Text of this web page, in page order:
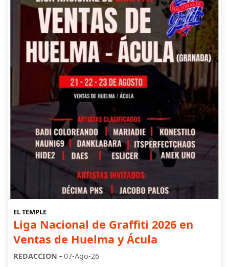
EL TEMPLE
Liga Nacional de Graffiti 2026 en
Ventas de Huelma y Ácula
REDACCION - 07-Ago-26